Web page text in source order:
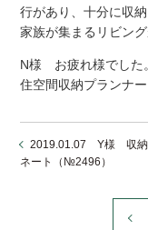
行があり、十分に収
家族が集まるリビン
N様 お疲れ様でした
住空間収納プランナ
2019.01.07 Y様 収納
ネート（№2496）